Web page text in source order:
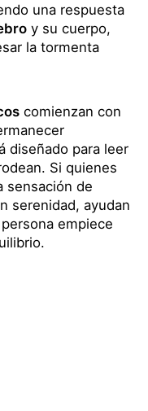
una respuesta
y su cuerpo,
la tormenta
comienzan con
diseñado para leer
Si quienes
sensación de
serenidad, ayudan
empiece